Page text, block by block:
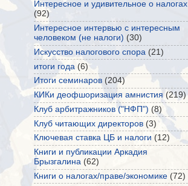
Интересное и удивительное о налогах
(92)
Интересное интервью с интересным
человеком (не налоги) (30)
Искусство налогового спора (21)
итоги года (6)
Итоги семинаров (204)
КИКи деофшоризация амнистия (219)
Клуб арбитражников ("НФП") (8)
Клуб читающих директоров (3)
Ключевая ставка ЦБ и налоги (12)
Книги и публикации Аркадия
Брызгалина (62)
Книги о налогах/праве/экономике (72)